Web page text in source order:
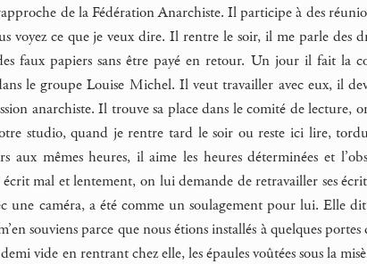
de la Fédération Anarchiste. Il participe à des
voyez ce que je veux dire. Il rentre le soir, il me parle des
faux papiers sans être payé en retour. Un jour il fait la
le groupe Louise Michel. Il veut travailler avec eux, il
anarchiste. Il trouve sa place dans le comité de lecture,
studio, quand je rentre tard le soir ou reste ici lire,
aux mêmes heures, il aime les heures déterminées et
écrit mal et lentement, on lui demande de retravailler ses
une caméra, a été comme un soulagement pour lui. Elle
souviens parce que nous étions installés à quelques
vide en rentrant chez elle, les épaules voûtées sous la